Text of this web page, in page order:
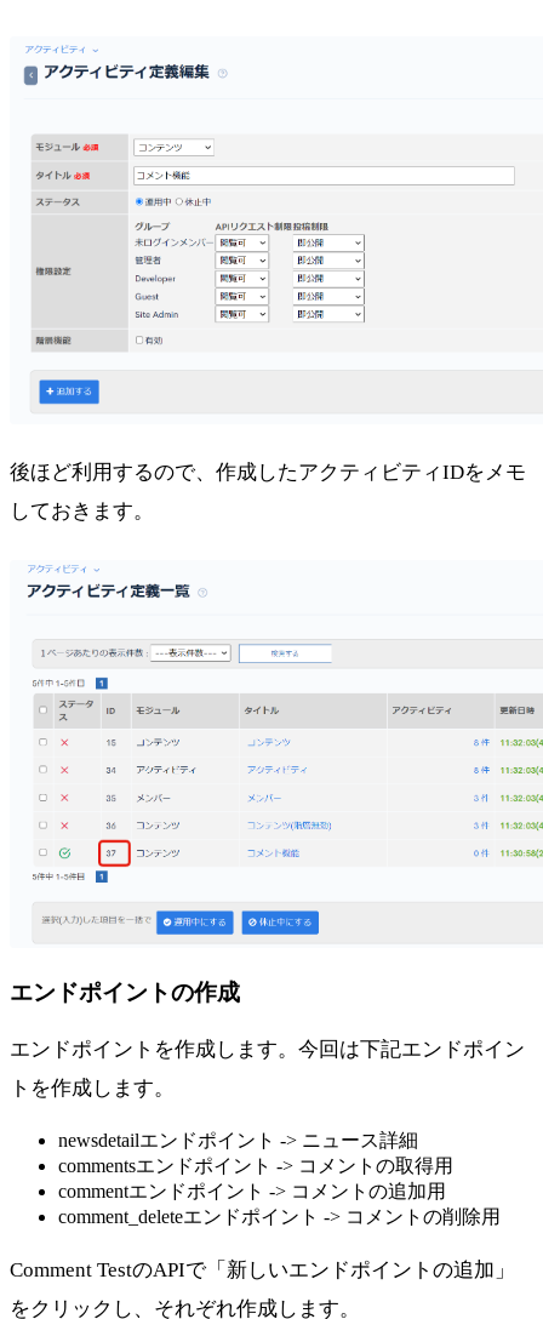
後ほど利用するので、作成したアクティビティIDをメモ
しておきます。
エンドポイントの作成
エンドポイントを作成します。今回は下記エンドポイン
トを作成します。
newsdetailエンドポイント -> ニュース詳細
commentsエンドポイント -> コメントの取得用
commentエンドポイント -> コメントの追加用
comment_deleteエンドポイント -> コメントの削除用
Comment TestのAPIで「新しいエンドポイントの追加」
をクリックし、それぞれ作成します。